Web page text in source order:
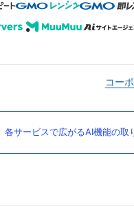
コー
サービスで広がるAI機能の取